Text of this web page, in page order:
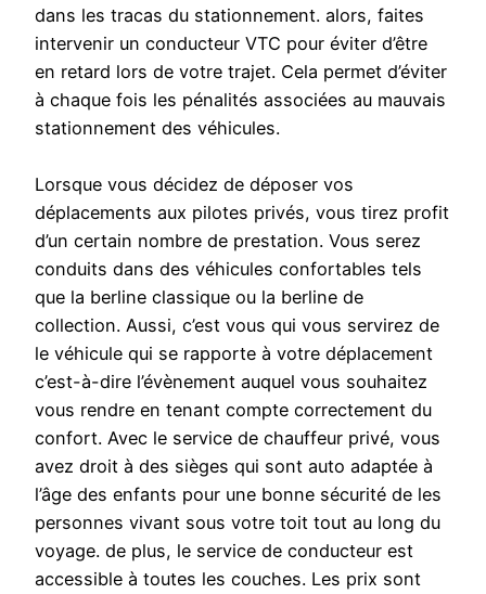
dans les tracas du stationnement. alors, faites
intervenir un conducteur VTC pour éviter d’être
en retard lors de votre trajet. Cela permet d’éviter
à chaque fois les pénalités associées au mauvais
stationnement des véhicules.
Lorsque vous décidez de déposer vos
déplacements aux pilotes privés, vous tirez profit
d’un certain nombre de prestation. Vous serez
conduits dans des véhicules confortables tels
que la berline classique ou la berline de
collection. Aussi, c’est vous qui vous servirez de
le véhicule qui se rapporte à votre déplacement
c’est-à-dire l’évènement auquel vous souhaitez
vous rendre en tenant compte correctement du
confort. Avec le service de chauffeur privé, vous
avez droit à des sièges qui sont auto adaptée à
l’âge des enfants pour une bonne sécurité de les
personnes vivant sous votre toit tout au long du
voyage. de plus, le service de conducteur est
accessible à toutes les couches. Les prix sont